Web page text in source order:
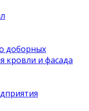
доборных
кровли и фасада